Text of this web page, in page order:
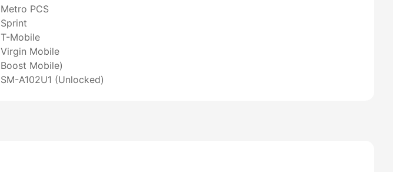
Metro PCS
Sprint
T-Mobile
Virgin Mobile
Boost Mobile)
SM-A102U1 (Unlocked)